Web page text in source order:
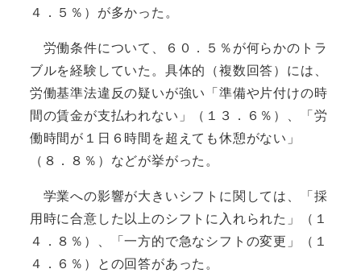
４．５％）が多かった。
労働条件について、６０．５％が何らかのトラ
ブルを経験していた。具体的（複数回答）には、
労働基準法違反の疑いが強い「準備や片付けの時
間の賃金が支払われない」（１３．６％）、「労
働時間が１日６時間を超えても休憩がない」
（８．８％）などが挙がった。
学業への影響が大きいシフトに関しては、「採
用時に合意した以上のシフトに入れられた」（１
４．８％）、「一方的で急なシフトの変更」（１
４．６％）との回答があった。